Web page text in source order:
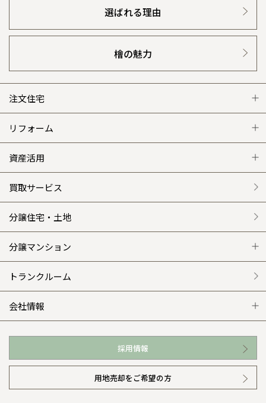
選ばれる理由
檜の魅力
注文住宅
注文住宅 トップ
グレートステージ
クレステージ
施工事例
平屋の家
外観・インテリア集
WEB住宅展示場
お近くの展示場
イベント情報
リフォーム
リフォーム トップ
リフォームメニュー
選ばれる理由
リフォームの流れ
介護保険利用で快適リフォーム
カタログ請求（無料）
資産活用
資産活用 トップ
賃貸併用住宅のメリット
安心のサポートシステム
商品紹介
展示場案内
買取サービス
分譲住宅・土地
分譲マンション
分譲マンション トップ
ワザックとは
高い信頼性
安心の管理体制
トランクルーム
会社情報
会社情報 トップ
ニュースリリース
採用情報
用地売却をご希望の方